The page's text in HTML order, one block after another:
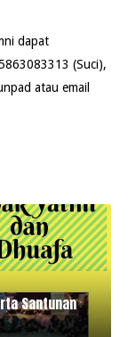
dapat
(Suci),
atau email
Santunan